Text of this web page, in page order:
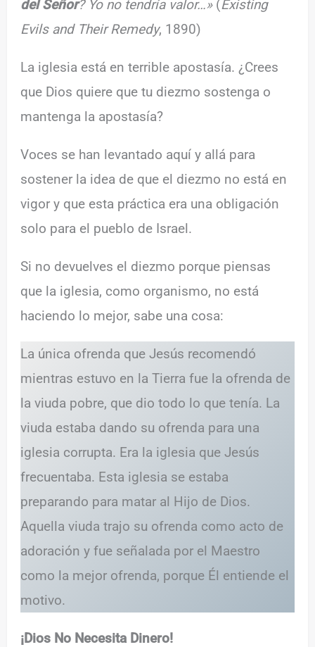
del Señor? Yo no tendría valor…»(Existing
Evils and Their Remedy, 1890)
La iglesia está en terrible apostasía. ¿Crees
que Dios quiere que tu diezmo sostenga o
mantenga la apostasía?
Voces se han levantado aquí y allá para
sostener la idea de que el diezmo no está en
vigor y que esta práctica era una obligación
solo para el pueblo de Israel.
Si no devuelves el diezmo porque piensas
que la iglesia, como organismo, no está
haciendo lo mejor, sabe una cosa:
La única ofrenda que Jesús recomendó
mientras estuvo en la Tierra fue la ofrenda de
la viuda pobre, que dio todo lo que tenía. La
viuda estaba dando su ofrenda para una
iglesia corrupta. Era la iglesia que Jesús
frecuentaba. Esta iglesia se estaba
preparando para matar al Hijo de Dios.
Aquella viuda trajo su ofrenda como acto de
adoración y fue señalada por el Maestro
como la mejor ofrenda, porque Él entiende el
motivo.
¡Dios No Necesita Dinero!